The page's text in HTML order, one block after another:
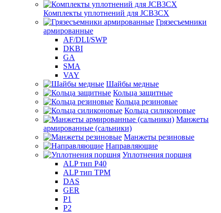
Комплекты уплотнений для JCB3CX
Грязесъемники
армированные
AF/DLI/SWP
DKBI
GA
SMA
VAY
Шайбы медные
Кольца защитные
Кольца резиновые
Кольца силиконовые
Манжеты
армированные (сальники)
Манжеты резиновые
Направляющие
Уплотнения поршня
ALP тип P40
ALP тип TPM
DAS
GER
P1
P2